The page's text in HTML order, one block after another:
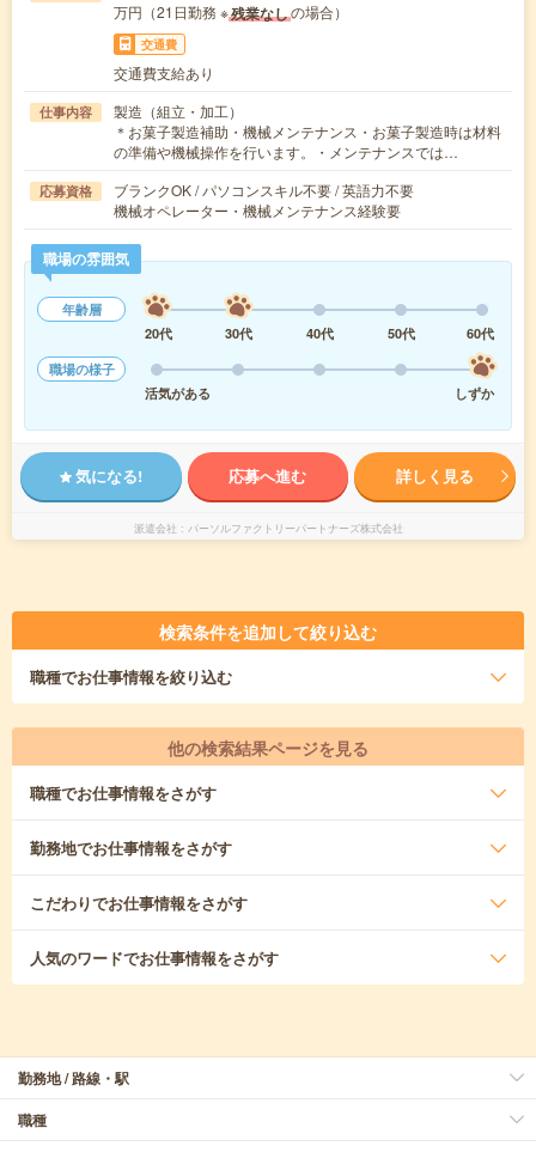
万円（21日勤務 ※残業なしの場合）
交通費
交通費支給あり
仕事内容
製造（組立・加工）
＊お菓子製造補助・機械メンテナンス・お菓子製造時は材料
の準備や機械操作を行います。・メンテナンスでは…
応募資格
ブランクOK / パソコンスキル不要 / 英語力不要
機械オペレーター・機械メンテナンス経験要
職場の雰囲気
年齢層
20代
30代 40代 50代
60代
職場の様子
活気がある
しずか
気になる! 応募へ進む 詳しく見る
派遣会社 パーソルファクトリーパートナーズ株式会社
検索条件を追加して絞り込む
職種でお仕事情報を絞り込む
他の検索結果ページを見る
職種でお仕事情報をさがす
勤務地でお仕事情報をさがす
こだわりでお仕事情報をさがす
人気のワードでお仕事情報をさがす
勤務地 / 路線・駅
職種